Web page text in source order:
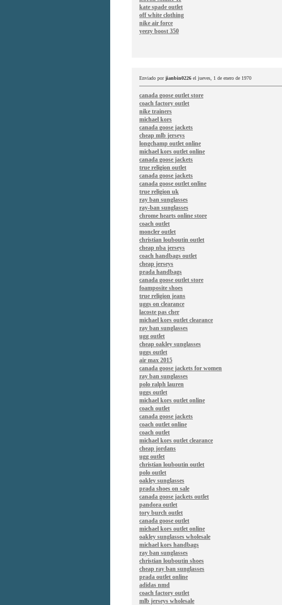
kate spade outlet
off white clothing
nike air force
yeezy boost 350
Enviado porjianbin0226 el jueves, 1 de enero de 1970
canada goose outlet store
coach factory outlet
nike trainers
michael kors
canada goose jackets
cheap mlb jerseys
longchamp outlet online
michael kors outlet online
canada goose jackets
true religion outlet
canada goose jackets
canada goose outlet online
true religion uk
ray ban sunglasses
ray-ban sunglasses
chrome hearts online store
coach outlet
moncler outlet
christian louboutin outlet
cheap nba jerseys
coach handbags outlet
cheap jerseys
prada handbags
canada goose outlet store
foamposite shoes
true religion jeans
uggs on clearance
lacoste pas cher
michael kors outlet clearance
ray ban sunglasses
ugg outlet
cheap oakley sunglasses
uggs outlet
air max 2015
canada goose jackets for women
ray ban sunglasses
polo ralph lauren
uggs outlet
michael kors outlet online
coach outlet
canada goose jackets
coach outlet online
coach outlet
michael kors outlet clearance
cheap jordans
ugg outlet
christian louboutin outlet
polo outlet
oakley sunglasses
prada shoes on sale
canada goose jackets outlet
pandora outlet
tory burch outlet
canada goose outlet
michael kors outlet online
oakley sunglasses wholesale
michael kors handbags
ray ban sunglasses
christian louboutin shoes
cheap ray ban sunglasses
prada outlet online
adidas nmd
coach factory outlet
mlb jerseys wholesale